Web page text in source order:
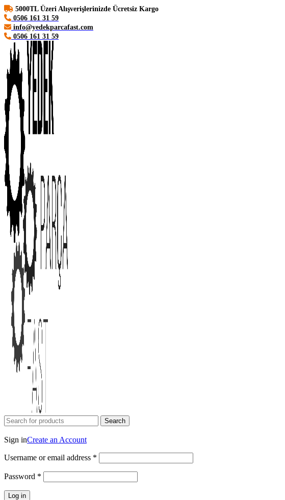
5000TL Üzeri Alışverişlerinizde Ücretsiz Kargo
0506 161 31 59
info@yedekparcafast.com
0506 161 31 59
Search
Sign inCreate an Account
Username or email address *
Password *
Log in